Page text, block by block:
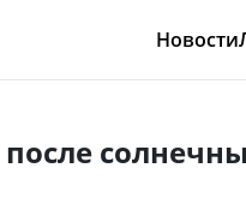
Новости